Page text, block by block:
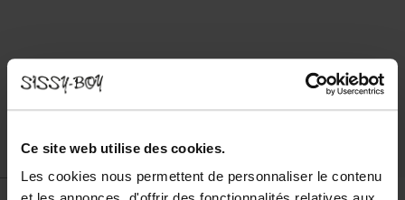
Ce site web utilise des cookies.
Les cookies nous permettent de personnaliser le contenu